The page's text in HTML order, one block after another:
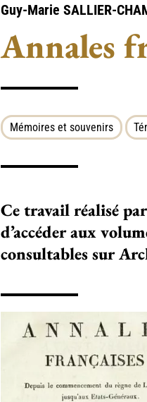
Guy-MarieSALLIER-
Annales
Mémoires et souvenirs
Ce travail réalisé
d’accéder aux
consultables sur